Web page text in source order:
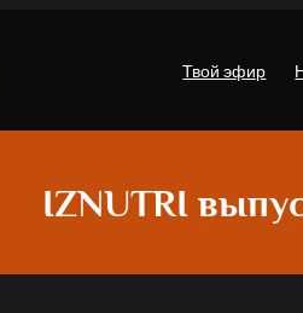
Твой эфир
IZNUTRI